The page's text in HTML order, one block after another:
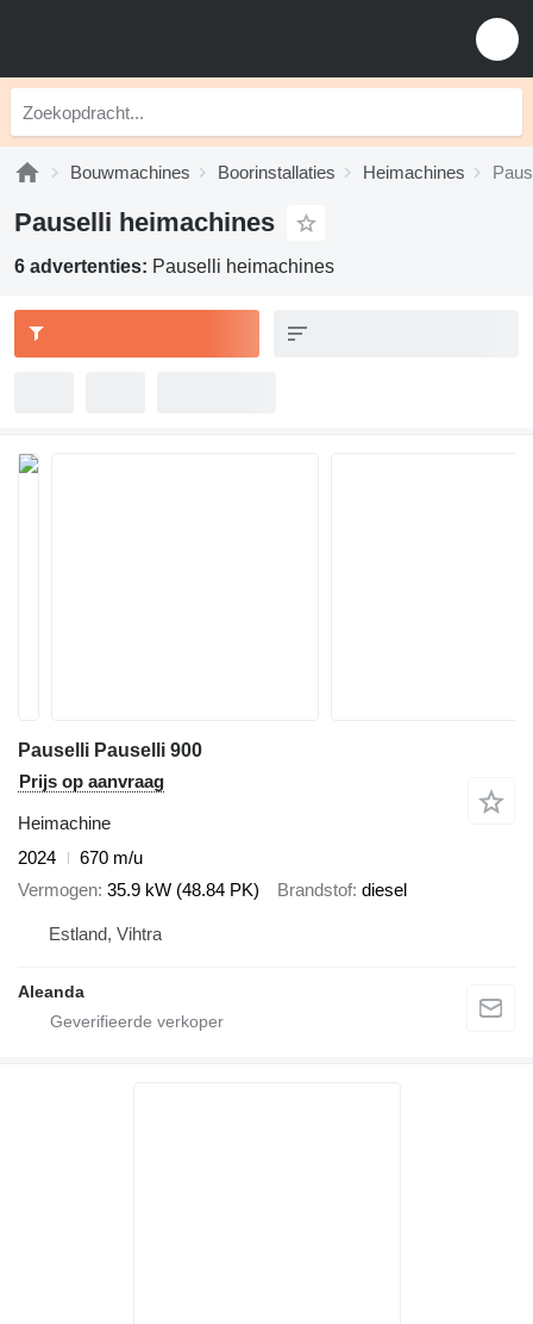
Bouwmachines Boorinstallaties Heimachines
Pauselli heimachines
6 advertenties: Pauselli heimachines
Pauselli Pauselli 900
Prijs op aanvraag
Heimachine
2024
670 m/u
Vermogen 35.9 kW (48.84 PK) Brandstof diesel
Estland, Vihtra
Aleanda